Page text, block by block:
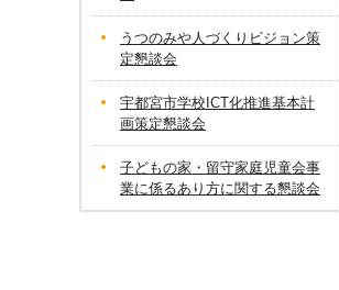
うつのみや人づくりビジョン策
定懇談会
宇都宮市学校ICT化推進基本計
画策定懇談会
子どもの家・留守家庭児童会事
業に係るあり方に関する懇談会